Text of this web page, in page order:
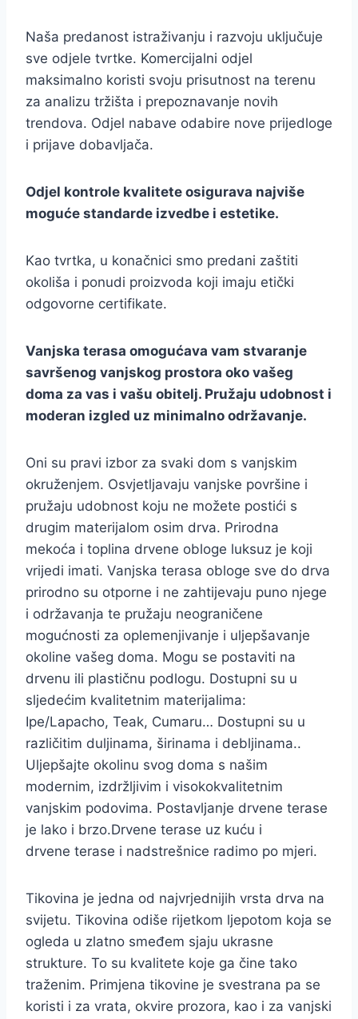
Naša predanost istraživanju i razvoju uključuje
sve odjele tvrtke. Komercijalni odjel
maksimalno koristi svoju prisutnost na terenu
za analizu tržišta i prepoznavanje novih
trendova. Odjel nabave odabire nove prijedloge
i prijave dobavljača.
Odjel kontrole kvalitete osigurava najviše
moguće standarde izvedbe i estetike.
Kao tvrtka, u konačnici smo predani zaštiti
okoliša i ponudi proizvoda koji imaju etički
odgovorne certifikate.
Vanjska terasa omogućava vam stvaranje
savršenog vanjskog prostora oko vašeg
doma za vas i vašu obitelj. Pružaju udobnost i
moderan izgled uz minimalno održavanje.
Oni su pravi izbor za svaki dom s vanjskim
okruženjem. Osvjetljavaju vanjske površine i
pružaju udobnost koju ne možete postići s
drugim materijalom osim drva. Prirodna
mekoća i toplina drvene obloge luksuz je koji
vrijedi imati. Vanjska terasa obloge sve do drva
prirodno su otporne i ne zahtijevaju puno njege
i održavanja te pružaju neograničene
mogućnosti za oplemenjivanje i uljepšavanje
okoline vašeg doma. Mogu se postaviti na
drvenu ili plastičnu podlogu. Dostupni su u
sljedećim kvalitetnim materijalima:
Ipe/Lapacho, Teak, Cumaru… Dostupni su u
različitim duljinama, širinama i debljinama..
Uljepšajte okolinu svog doma s našim
modernim, izdržljivim i visokokvalitetnim
vanjskim podovima. Postavljanje drvene terase
je lako i brzo.Drvene terase uz kuću i
drvene terase i nadstrešnice radimo po mjeri.
Tikovina je jedna od najvrjednijih vrsta drva na
svijetu. Tikovina odiše rijetkom ljepotom koja se
ogleda u zlatno smeđem sjaju ukrasne
strukture. To su kvalitete koje ga čine tako
traženim. Primjena tikovine je svestrana pa se
koristi i za vrata, okvire prozora, kao i za vanjski